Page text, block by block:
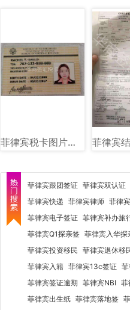
菲律宾税卡图片样式讲解
菲律宾跟团签证 菲律宾双认证
菲律宾快递 菲律宾律师 菲律
菲律宾电子签证 菲律宾补办旅
菲律宾Q1探亲签 菲律宾入华探
菲律宾投资移民 菲律宾退休移
菲律宾入籍 菲律宾13c签证
菲律宾签证逾期 菲律宾NBI 菲
菲律宾出生纸 菲律宾落地签